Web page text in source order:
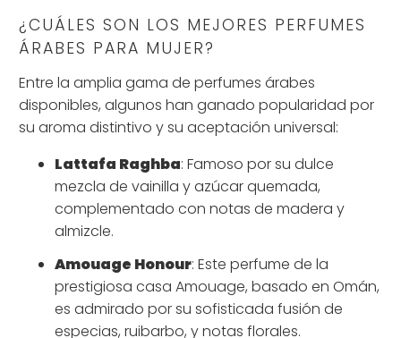
¿CUÁLES SON LOS MEJORES PERFUMES
ÁRABES PARA MUJER?
Entre la amplia gama de perfumes árabes
disponibles, algunos han ganado popularidad por
su aroma distintivo y su aceptación universal:
Lattafa Raghba: Famoso por su dulce
mezcla de vainilla y azúcar quemada,
complementado con notas de madera y
almizcle.
Amouage Honour: Este perfume de la
prestigiosa casa Amouage, basado en Omán,
es admirado por su sofisticada fusión de
especias, ruibarbo, y notas florales.